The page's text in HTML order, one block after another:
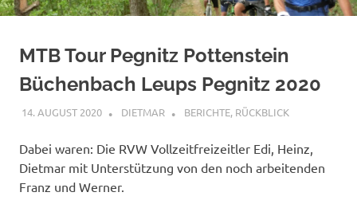
MTB Tour Pegnitz Pottenstein
Büchenbach Leups Pegnitz 2020
14. AUGUST 2020 DIETMAR BERICHTE, RÜCKBLICK
Dabei waren: Die RVW Vollzeitfreizeitler Edi, Heinz,
Dietmar mit Unterstützung von den noch arbeitenden
Franz und Werner.